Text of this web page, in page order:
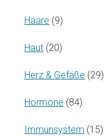
Haare (9)
Haut (20)
Herz & Gefäße (29)
Hormone (84)
Immunsystem (15)